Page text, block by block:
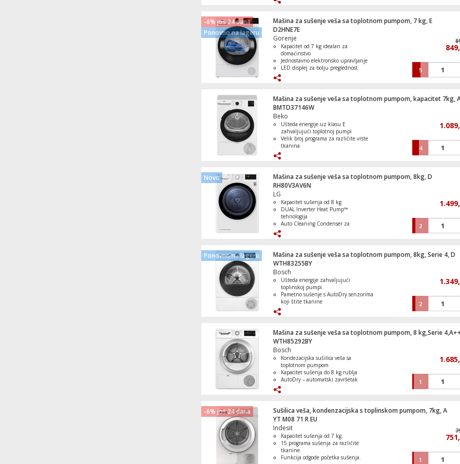
upravljanje
AI Energy Mode za optimizovanu
potrošnju energije
SpaceMax dizajn za veći kapacitet u
standardnim dimenzijama
-6% još 24 dana
Ponovno na lageru
Mašina za sušenje veša sa toplotnom pumpom, 7 kg, E
D2HNE7E
Gorenje
Kapacitet od 7 kg idealan za
domaćinstvo
Jednostavno elektronsko upravljanje
LED displej za bolju preglednost
Ravnomjerno i sigurno sušenje
tkanina
5
Mašina za sušenje veša sa toplotnom pumpom, kapacitet 7kg,
BMTD37146W
Beko
Ušteda energije uz klasu E
zahvaljujući toplotnoj pumpi
Velik broj programa za različite vrste
tkanina
bubanj
Praktične opcije kao senzor sušenja i
digitalni displej
Mogućnost direktnog odvodnjavanja
kondenzata i jednostavno održavanje
4
Novo
Mašina za sušenje veša sa toplotnom pumpom, 8kg, D
RH80V3AV6N
LG
Kapacitet sušenja od 8 kg
DUAL Inverter Heat Pump™
tehnologija
Auto Cleaning Condenser za
ThinQ™ i Smart Pairing za pametno
upravljanje
Automatski odabir programa
2
Ponovno na lageru
Mašina za sušenje veša sa toplotnom pumpom, 8kg, Serie 4, D
WTH83255BY
Bosch
Ušteda energije zahvaljujući
toplinskoj pumpi
Pametno sušenje s AutoDry senzorima
koji štite tkanine
minimalnim gužvanjem
Pouzdan Bosch kvalitet i dugotrajnost
Tih i praktičan rad s intuitivnim
upravljanjem
2
Mašina za sušenje veša sa toplotnom pumpom, 8 kg,Serie
WTH85292BY
Bosch
Kondezacijska sušilica veša sa
toplotnom pumpom
Kapacitet sušenja do 8 kg rublja
AutoDry – automatski završetak
Brzi program "Super Quick 40" za
hitno sušenje
LED zaslon sa touch‑tipkama za
vođenje programa
1
-6% još 24 dana
Sušilica veša, kondenzacijska s toplinskom pumpom, 7kg, A
YT M08 71 R EU
Indesit
Kapacitet sušenja od 7 kg.
15 programa sušenja za različite
tkanine.
Funkcija odgode početka sušenja.
1
Frižider/zamrzivač, zapremina 390 lit.,
NoFrost, E